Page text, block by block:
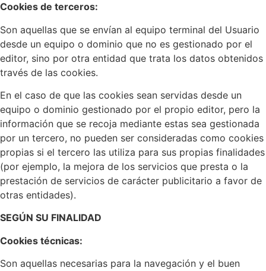
Cookies de terceros:
Son aquellas que se envían al equipo terminal del Usuario
desde un equipo o dominio que no es gestionado por el
editor, sino por otra entidad que trata los datos obtenidos
través de las cookies.
En el caso de que las cookies sean servidas desde un
equipo o dominio gestionado por el propio editor, pero la
información que se recoja mediante estas sea gestionada
por un tercero, no pueden ser consideradas como cookies
propias si el tercero las utiliza para sus propias finalidades
(por ejemplo, la mejora de los servicios que presta o la
prestación de servicios de carácter publicitario a favor de
otras entidades).
SEGÚN SU FINALIDAD
Cookies técnicas:
Son aquellas necesarias para la navegación y el buen